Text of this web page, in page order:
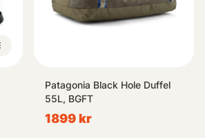
Patagonia Black Hole Duffel
55L, BGFT
1899 kr